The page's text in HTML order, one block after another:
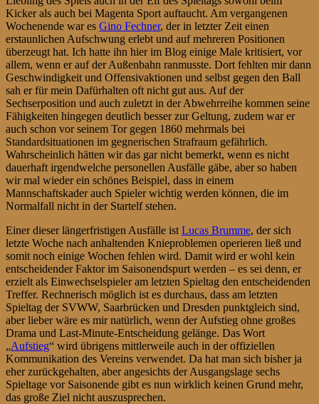
Kicker als auch bei Magenta Sport auftaucht. Am vergangenen
Wochenende war es Gino Fechner, der in letzter Zeit einen
erstaunlichen Aufschwung erlebt und auf mehreren Positionen
überzeugt hat. Ich hatte ihn hier im Blog einige Male kritisiert, vor
allem, wenn er auf der Außenbahn ranmusste. Dort fehlten mir dann
Geschwindigkeit und Offensivaktionen und selbst gegen den Ball
sah er für mein Dafürhalten oft nicht gut aus. Auf der
Sechserposition und auch zuletzt in der Abwehrreihe kommen seine
Fähigkeiten hingegen deutlich besser zur Geltung, zudem war er
auch schon vor seinem Tor gegen 1860 mehrmals bei
Standardsituationen im gegnerischen Strafraum gefährlich.
Wahrscheinlich hätten wir das gar nicht bemerkt, wenn es nicht
dauerhaft irgendwelche personellen Ausfälle gäbe, aber so haben
wir mal wieder ein schönes Beispiel, dass in einem
Mannschaftskader auch Spieler wichtig werden können, die im
Normalfall nicht in der Startelf stehen.
Einer dieser längerfristigen Ausfälle ist Lucas Brumme, der sich
letzte Woche nach anhaltenden Knieproblemen operieren ließ und
somit noch einige Wochen fehlen wird. Damit wird er wohl kein
entscheidender Faktor im Saisonendspurt werden – es sei denn, er
erzielt als Einwechselspieler am letzten Spieltag den entscheidenden
Treffer. Rechnerisch möglich ist es durchaus, dass am letzten
Spieltag der SVWW, Saarbrücken und Dresden punktgleich sind,
aber lieber wäre es mir natürlich, wenn der Aufstieg ohne großes
Drama und Last-Minute-Entscheidung gelänge. Das Wort
„Aufstieg“ wird übrigens mittlerweile auch in der offiziellen
Kommunikation des Vereins verwendet. Da hat man sich bisher ja
eher zurückgehalten, aber angesichts der Ausgangslage sechs
Spieltage vor Saisonende gibt es nun wirklich keinen Grund mehr,
das große Ziel nicht auszusprechen.